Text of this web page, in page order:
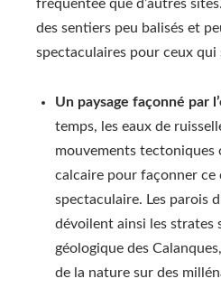
fréquentée que d’autres
des sentiers peu balisés et
spectaculaires pour ceux qui
Un paysage façonné par
temps, les eaux de
mouvements tectoniques
calcaire pour façonner ce
spectaculaire. Les parois
dévoilent ainsi les strates
géologique des
de la nature sur des